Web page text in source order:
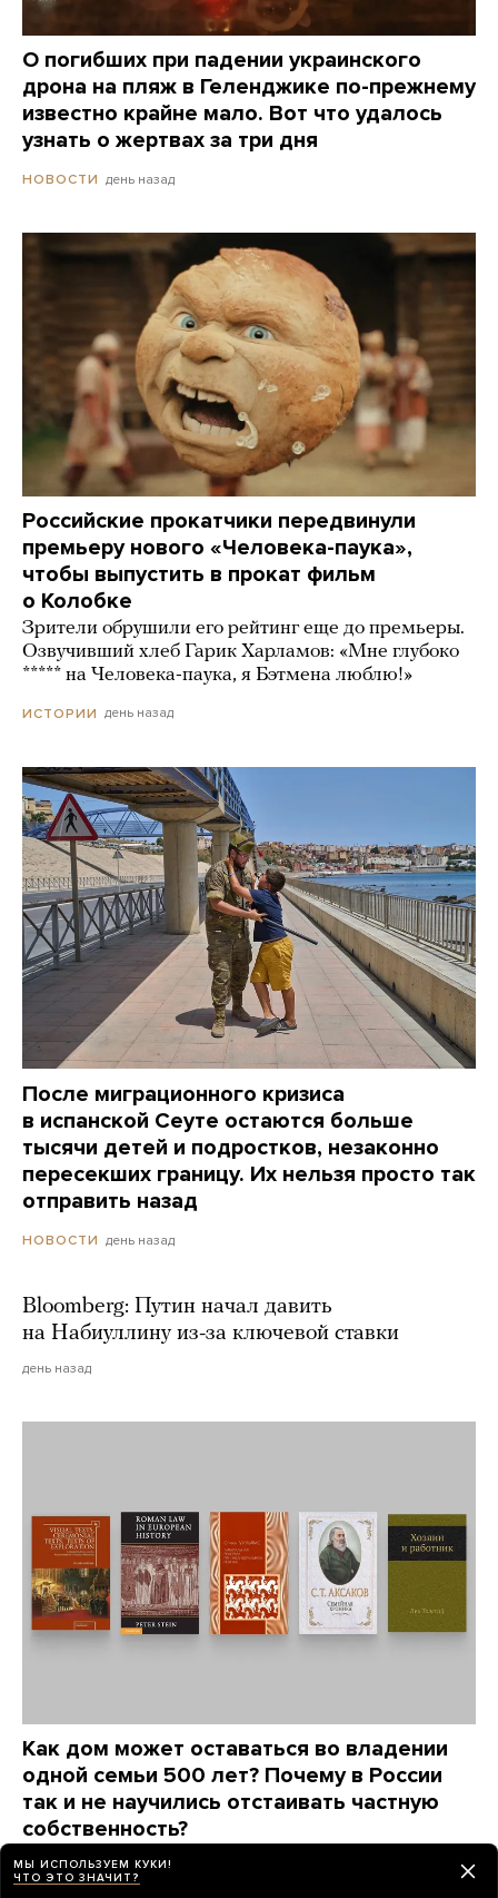
О погибших при падении украинского
дрона на пляж в Геленджике по-прежнему
известно крайне мало. Вот что удалось
узнать о жертвах за три дня
НОВОСТИ день назад
Российские прокатчики передвинули
премьеру нового «Человека-паука»,
чтобы выпустить в прокат фильм
о Колобке
Зрители обрушили его рейтинг еще до премьеры.
Озвучивший хлеб Гарик Харламов: «Мне глубоко
***** на Человека-паука, я Бэтмена люблю!»
ИСТОРИИ день назад
После миграционного кризиса
в испанской Сеуте остаются больше
тысячи детей и подростков, незаконно
пересекших границу. Их нельзя просто так
отправить назад
НОВОСТИ день назад
Bloomberg: Путин начал давить
на Набиуллину из-за ключевой ставки
день назад
Как дом может оставаться во владении
одной семьи 500 лет? Почему в России
так и не научились отстаивать частную
собственность?
Автор книги «Люди за забором» Максим
Трудолюбов советует книги, которые отвечают
МЫ ИСПОЛЬЗУЕМ КУКИ!
ЧТО ЭТО ЗНАЧИТ?